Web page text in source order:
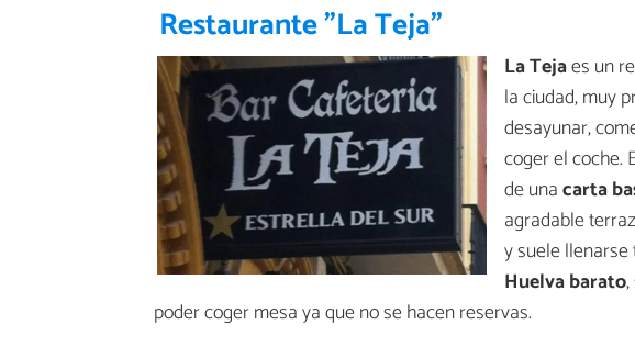
Restaurante "La Teja"
La Tejaes un
la ciudad, muy
desayunar,
coger el coche.
de unacarta
agradable
y suele
Huelva barato,
poder coger mesa ya que no se hacen reservas.